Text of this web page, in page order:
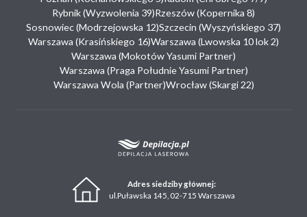
Rybnik (Wyzwolenia 39)Rzeszów (Kopernika 8)
Sosnowiec (Modrzejowska 12)Szczecin (Wyszyńskiego 37)
Warszawa (Krasińskiego 16)Warszawa (Lwowska 10 lok 2)
Warszawa (Mokotów Yasumi Partner)
Warszawa (Praga Południe Yasumi Partner)
Warszawa Wola (Partner)Wrocław (Skargi 22)
Adres siedziby głównej:
ul.Puławska 145, 02-715 Warszawa